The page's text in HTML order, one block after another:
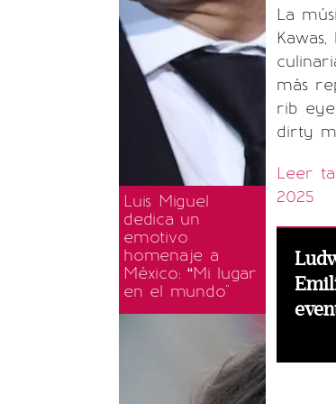
Luis Miguel
dedica un
emotivo
homenaje a
México: “Mi lugar
en el mundo"
La
más
rib
dirty
Leer
2025